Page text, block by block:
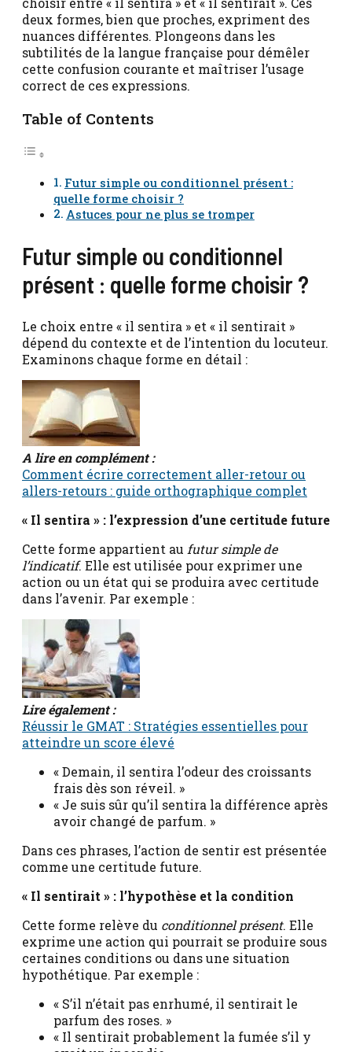
deux formes, bien que proches, expriment des
nuances différentes. Plongeons dans les
subtilités de la langue française pour démêler
cette confusion courante et maîtriser l’usage
correct de ces expressions.
Table of Contents
Futur simple ou conditionnel présent :
quelle forme choisir ?
Astuces pour ne plus se tromper
Futur simple ou conditionnel
présent : quelle forme choisir ?
Le choix entre « il sentira » et « il sentirait »
dépend du contexte et de l’intention du locuteur.
Examinons chaque forme en détail :
A lire en complément :
Comment écrire correctement aller-retour ou
allers-retours : guide orthographique complet
« Il sentira » : l’expression d’une certitude future
Cette forme appartient au futur simple de
l’indicatif. Elle est utilisée pour exprimer une
action ou un état qui se produira avec certitude
dans l’avenir. Par exemple :
Lire également :
Réussir le GMAT : Stratégies essentielles pour
atteindre un score élevé
« Demain, il sentira l’odeur des croissants
frais dès son réveil. »
« Je suis sûr qu’il sentira la différence après
avoir changé de parfum. »
Dans ces phrases, l’action de sentir est présentée
comme une certitude future.
« Il sentirait » : l’hypothèse et la condition
Cette forme relève du conditionnel présent. Elle
exprime une action qui pourrait se produire sous
certaines conditions ou dans une situation
hypothétique. Par exemple :
« S’il n’était pas enrhumé, il sentirait le
parfum des roses. »
« Il sentirait probablement la fumée s’il y